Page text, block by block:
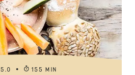
5.0 155 MIN